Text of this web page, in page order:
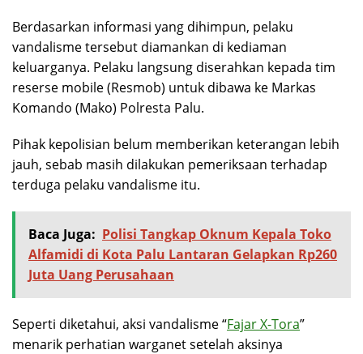
Berdasarkan informasi yang dihimpun, pelaku
vandalisme tersebut diamankan di kediaman
keluarganya. Pelaku langsung diserahkan kepada tim
reserse mobile (Resmob) untuk dibawa ke Markas
Komando (Mako) Polresta Palu.
Pihak kepolisian belum memberikan keterangan lebih
jauh, sebab masih dilakukan pemeriksaan terhadap
terduga pelaku vandalisme itu.
Baca Juga: Polisi Tangkap Oknum Kepala Toko
Alfamidi di Kota Palu Lantaran Gelapkan Rp260
Juta Uang Perusahaan
Seperti diketahui, aksi vandalisme “Fajar X-Tora”
menarik perhatian warganet setelah aksinya